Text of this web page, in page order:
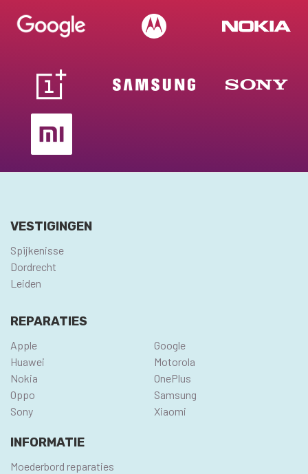
VESTIGINGEN
Spijkenisse
Dordrecht
Leiden
REPARATIES
Apple
Google
Huawei
Motorola
Nokia
OnePlus
Oppo
Samsung
Sony
Xiaomi
INFORMATIE
Moederbord reparaties